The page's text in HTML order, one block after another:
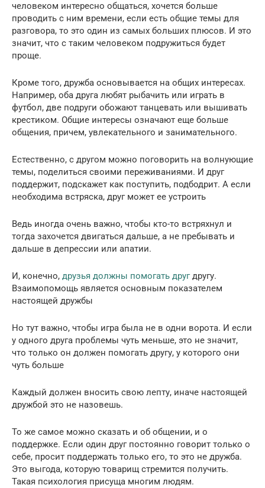
человеком интересно общаться, хочется больше
проводить с ним времени, если есть общие темы для
разговора, то это один из самых больших плюсов. И это
значит, что с таким человеком подружиться будет
проще.
Кроме того, дружба основывается на общих интересах.
Например, оба друга любят рыбачить или играть в
футбол, две подруги обожают танцевать или вышивать
крестиком. Общие интересы означают еще больше
общения, причем, увлекательного и занимательного.
Естественно, с другом можно поговорить на волнующие
темы, поделиться своими переживаниями. И друг
поддержит, подскажет как поступить, подбодрит. А если
необходима встряска, друг может ее устроить
Ведь иногда очень важно, чтобы кто-то встряхнул и
тогда захочется двигаться дальше, а не пребывать и
дальше в депрессии или апатии.
И, конечно, друзья должны помогать другдругу.
Взаимопомощь является основным показателем
настоящей дружбы
Но тут важно, чтобы игра была не в одни ворота. И если
у одного друга проблемы чуть меньше, это не значит,
что только он должен помогать другу, у которого они
чуть больше
Каждый должен вносить свою лепту, иначе настоящей
дружбой это не назовешь.
То же самое можно сказать и об общении, и о
поддержке. Если один друг постоянно говорит только о
себе, просит поддержать только его, то это не дружба.
Это выгода, которую товарищ стремится получить.
Такая психология присуща многим людям.